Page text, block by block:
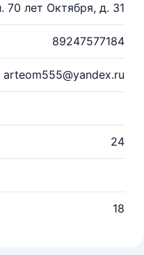
70 лет Октября, д. 31
89247577184
arteom555@yandex.ru
24
18